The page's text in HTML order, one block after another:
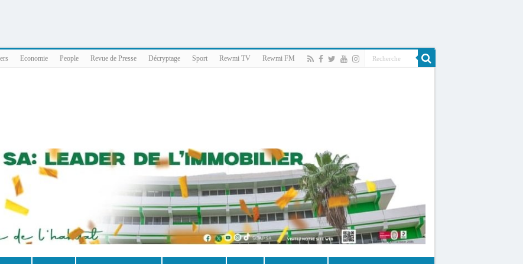
Economie People Revue de Presse Décryptage Sport Rewmi TV Rewmi FM